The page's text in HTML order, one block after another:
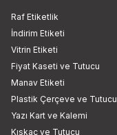
Raf Etiketlik
İndirim Etiketi
Vitrin Etiketi
Fiyat Kaseti ve Tutucu
Manav Etiketi
Plastik Çerçeve ve Tutucu
Yazı Kart ve Kalemi
Kıskaç ve Tutucu